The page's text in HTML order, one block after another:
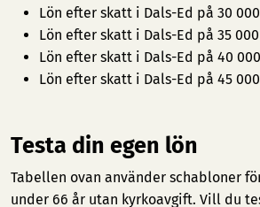
Lön efter skatt i Dals-Ed på 30
Lön efter skatt i Dals-Ed på 35
Lön efter skatt i Dals-Ed på 40
Lön efter skatt i Dals-Ed på 45
Testa din egen lön
Tabellen ovan använder schabloner
under 66 år utan kyrkoavgift. Vill du